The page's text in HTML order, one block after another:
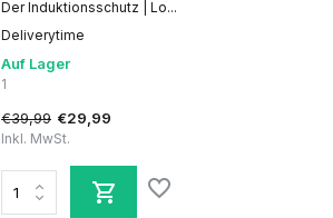
Der Induktionsschutz | Lo...
Deliverytime
Auf Lager
1
€39,99 €29,99
Inkl. MwSt.